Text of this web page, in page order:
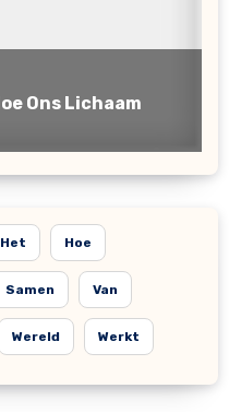
Het Hoe
Samen Van
Wereld Werkt